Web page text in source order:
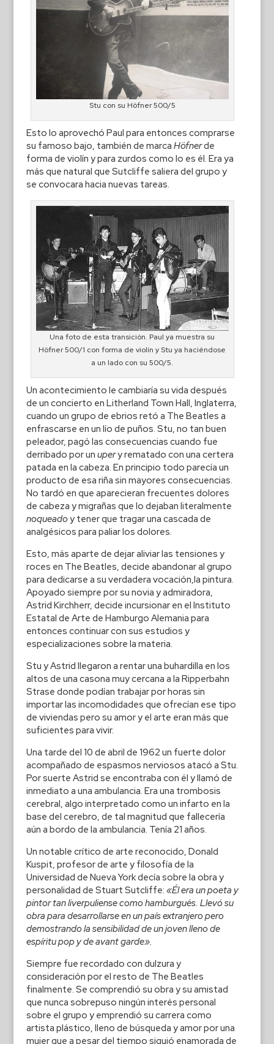
Stu con su Höfner 500/5
Esto lo aprovechó Paul para entonces comprarse
su famoso bajo, también de marca Höfnerde
forma de violín y para zurdos como lo es él. Era ya
más que natural que Sutcliffe saliera del grupo y
se convocara hacia nuevas tareas.
Una foto de esta transición. Paul ya muestra su
Höfner 500/1 con forma de violín y Stu ya haciéndose
a un lado con su 500/5.
Un acontecimiento le cambiaría su vida después
de un concierto en Litherland Town Hall, Inglaterra,
cuando un grupo de ebrios retó a The Beatles a
enfrascarse en un lío de puños. Stu, no tan buen
peleador, pagó las consecuencias cuando fue
derribado por un upery rematado con una certera
patada en la cabeza. En principio todo parecía un
producto de esa riña sin mayores consecuencias.
No tardó en que aparecieran frecuentes dolores
de cabeza y migrañas que lo dejaban literalmente
noqueadoy tener que tragar una cascada de
analgésicos para paliar los dolores.
Esto, más aparte de dejar aliviar las tensiones y
roces en The Beatles, decide abandonar al grupo
para dedicarse a su verdadera vocación,la pintura.
Apoyado siempre por su novia y admiradora,
Astrid Kirchherr, decide incursionar en el Instituto
Estatal de Arte de Hamburgo Alemania para
entonces continuar con sus estudios y
especializaciones sobre la materia.
Stu y Astrid llegaron a rentar una buhardilla en los
altos de una casona muy cercana a la Ripperbahn
Strase donde podían trabajar por horas sin
importar las incomodidades que ofrecían ese tipo
de viviendas pero su amor y el arte eran más que
suficientes para vivir.
Una tarde del 10 de abril de 1962 un fuerte dolor
acompañado de espasmos nerviosos atacó a Stu.
Por suerte Astrid se encontraba con él y llamó de
inmediato a una ambulancia. Era una trombosis
cerebral, algo interpretado como un infarto en la
base del cerebro, de tal magnitud que fallecería
aún a bordo de la ambulancia. Tenía 21 años.
Un notable crítico de arte reconocido, Donald
Kuspit, profesor de arte y filosofía de la
Universidad de Nueva York decía sobre la obra y
personalidad de Stuart Sutcliffe: «Él era un poeta y
pintor tan liverpuliense como hamburgués. Llevó su
obra para desarrollarse en un país extranjero pero
demostrando la sensibilidad de un joven lleno de
espíritu pop y de avant garde».
Siempre fue recordado con dulzura y
consideración por el resto de The Beatles
finalmente. Se comprendió su obra y su amistad
que nunca sobrepuso ningún interés personal
sobre el grupo y emprendió su carrera como
artista plástico, lleno de búsqueda y amor por una
mujer que a pesar del tiempo siguió enamorada de